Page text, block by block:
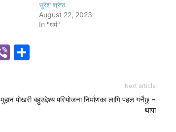
सुरेश श्रेष्ठ
August 22, 2023
In "धर्म"
Viber
Next article
मुहान पोखरी बहुउद्देश्य परियोजना निर्माणका लागि पहल गर्नेछु –
थापा